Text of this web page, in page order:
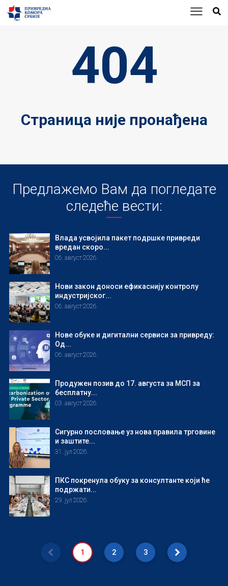
404
Страница није пронађена
Предлажемо Вам да погледате
следеће вести:
Влада усвојила пакет подршке привреди
вредан скоро...
06. август 2026.
Нови закон доноси ефикаснију контролу
индустријског...
06. август 2026.
Нове обуке и дигитални сервиси за привреду:
Од...
06. август 2026.
Продужен позив до 17. августа за МСП за
бесплатну...
03. август 2026.
Сигурно пословање уз нова правила трговине
и заштите...
31. јул 2026.
ПКС покренула обуку за консултанте који ће
подржати...
29. јул 2026.
1 2 3